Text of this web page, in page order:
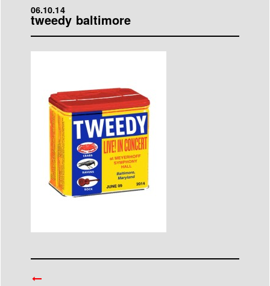
06.10.14
tweedy baltimore